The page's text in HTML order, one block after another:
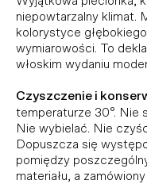
niepowtarzalny klimat.
kolorystyce
wymiarowości. To
włoskim wydaniu
Czyszczenie i
temperaturze 30°. Nie
Nie wybielać. Nie
Dopuszcza się
pomiędzy
materiału, a